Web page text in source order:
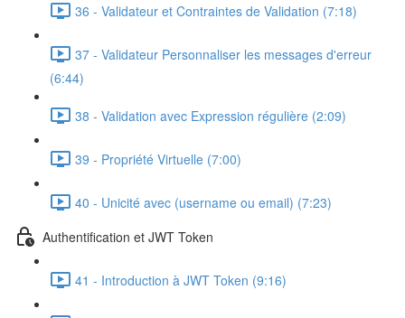
36 - Validateur et Contraintes de Validation (7:18)
37 - Validateur Personnaliser les messages d'erreur
(6:44)
38 - Validation avec Expression régulière (2:09)
39 - Propriété Virtuelle (7:00)
40 - Unicité avec (username ou email) (7:23)
Authentification et JWT Token
41 - Introduction à JWT Token (9:16)